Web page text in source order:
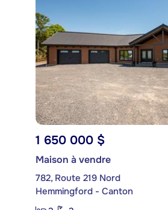
1 650 000 $
Maison à vendre
782, Route 219 Nord
Hemmingford - Canton